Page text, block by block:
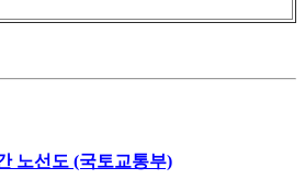
노선도 (국토교통부)